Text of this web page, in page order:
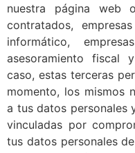
nuestra página web
contratados,
informático,
asesoramiento fiscal
caso, estas terceras
momento, los mismos
a tus datos personales
vinculadas por
tus datos personales